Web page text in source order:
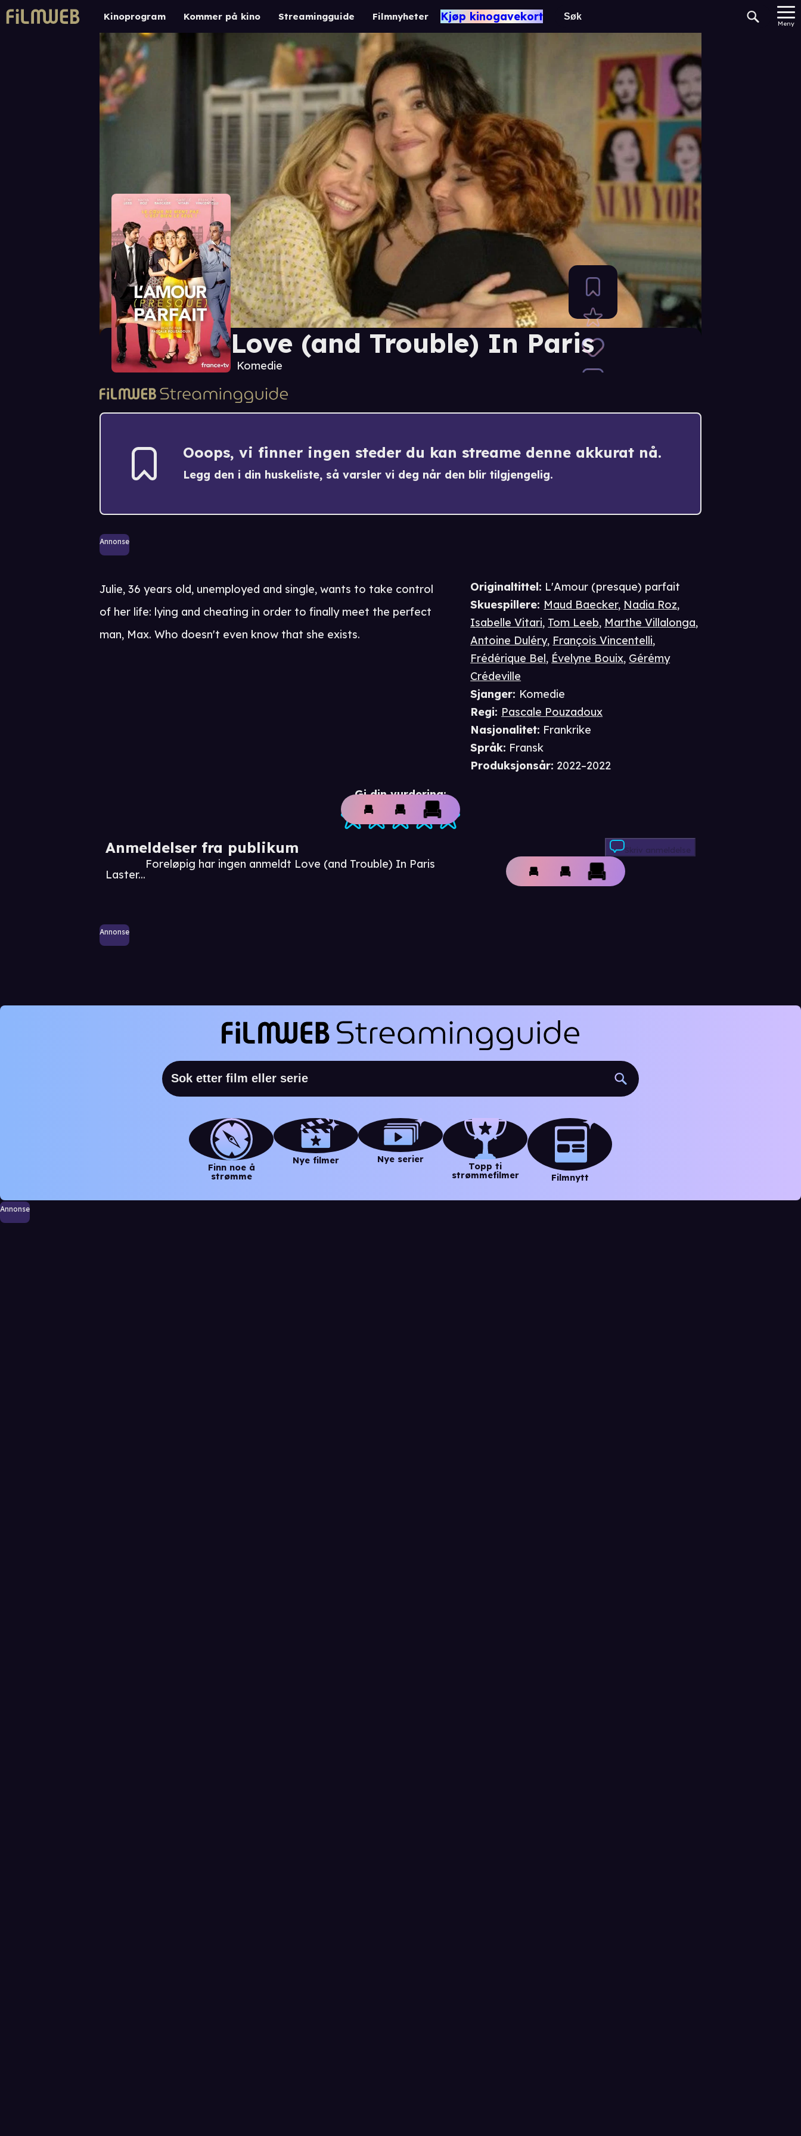
Kinoprogram Kommer på kino Streamingguide Filmnyheter Kjøp kinogavekort
Meny
Love (and Trouble) In Paris
Komedie
Ooops, vi finner ingen steder du kan streame denne akkurat nå.
Legg den i din huskeliste, så varsler vi deg når den blir tilgjengelig.
Annonse
Gi din vurdering:
Anmeldelser fra publikum
Laster...
Foreløpig har ingen anmeldt Love (and Trouble) In Paris
Skriv anmeldelse
Annonse
Originaltittel: L'Amour (presque) parfait
Skuespillere: Maud Baecker, Nadia Roz,
Isabelle Vitari, Tom Leeb, Marthe Villalonga,
Antoine Duléry, François Vincentelli,
Frédérique Bel, Évelyne Bouix, Gérémy
Crédeville
Sjanger: Komedie
Regi: Pascale Pouzadoux
Nasjonalitet: Frankrike
Språk: Fransk
Produksjonsår: 2022–2022
Julie, 36 years old, unemployed and single, wants to take control
of her life: lying and cheating in order to finally meet the perfect
man, Max. Who doesn't even know that she exists.
Finn noe å
strømme
Nye filmer Nye serier
Topp ti
strømmefilmer
Filmnytt
Annonse